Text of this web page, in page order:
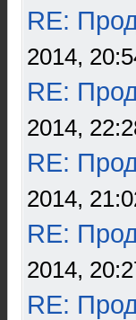
RE:
2014,
RE:
2014,
RE:
2014,
RE:
2014,
RE: